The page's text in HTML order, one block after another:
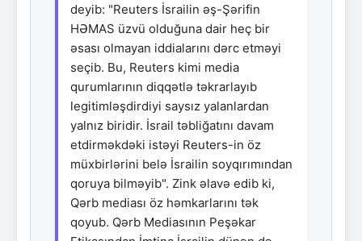
deyib: "Reuters İsrailin əş-Şərifin
HƏMAS üzvü olduğuna dair heç bir
əsası olmayan iddialarını dərc etməyi
seçib. Bu, Reuters kimi media
qurumlarının diqqətlə təkrarlayıb
legitimləşdirdiyi saysız yalanlardan
yalnız biridir. İsrail təbliğatını davam
etdirməkdəki istəyi Reuters-in öz
müxbirlərini belə İsrailin soyqırımından
qoruya bilməyib". Zink əlavə edib ki,
Qərb mediası öz həmkarlarını tək
qoyub. Qərb Mediasının Peşəkar